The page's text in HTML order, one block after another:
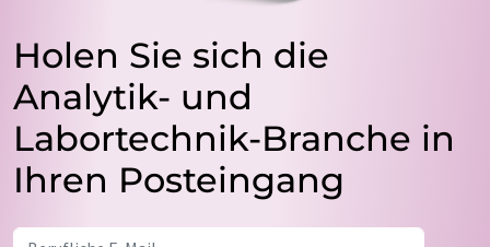
Holen Sie sich die
Analytik- und
Labortechnik-Branche in
Ihren Posteingang